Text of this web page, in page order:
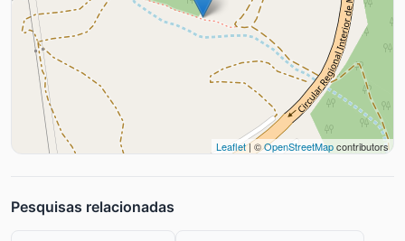
Leaflet| ©OpenStreetMapcontributors
Pesquisas relacionadas